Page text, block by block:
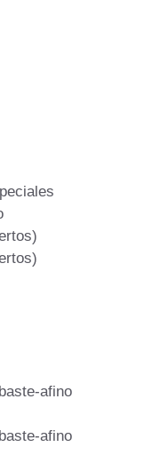
afino
afino